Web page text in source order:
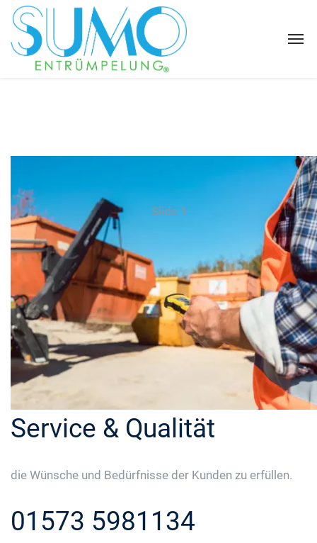
Slide 1
Service & Qualität
die Wünsche und Bedürfnisse der Kunden zu erfüllen.
01573 5981134